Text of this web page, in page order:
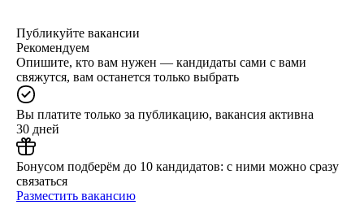
Публикуйте вакансии
Рекомендуем
Опишите, кто вам нужен — кандидаты сами с вами
свяжутся, вам останется только выбрать
Вы платите только за публикацию, вакансия активна
30 дней
Бонусом подберём до 10 кандидатов: с ними можно сразу
связаться
Разместить вакансию